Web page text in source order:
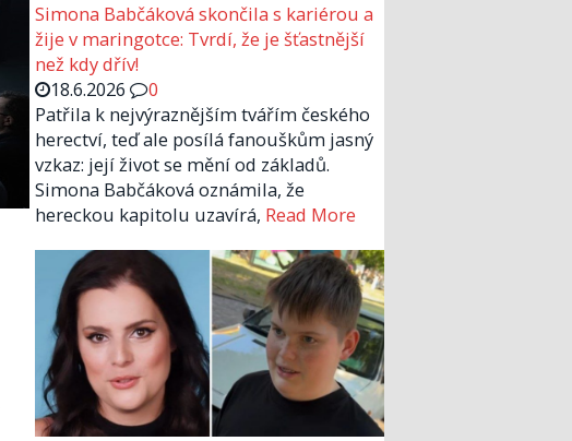
Simona Babčáková skončila s kariérou a
žije v maringotce: Tvrdí, že je šťastnější
než kdy dřív!
18.6.2026
0
Patřila k nejvýraznějším tvářím českého
herectví, teď ale posílá fanouškům jasný
vzkaz: její život se mění od základů.
Simona Babčáková oznámila, že
hereckou kapitolu uzavírá, Read More